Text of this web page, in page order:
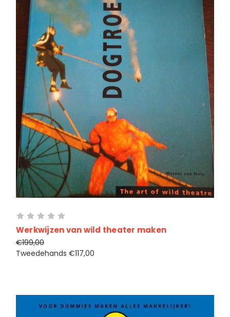
Werkwijzen van wild theater maken
€199,00
Tweedehands €117,00